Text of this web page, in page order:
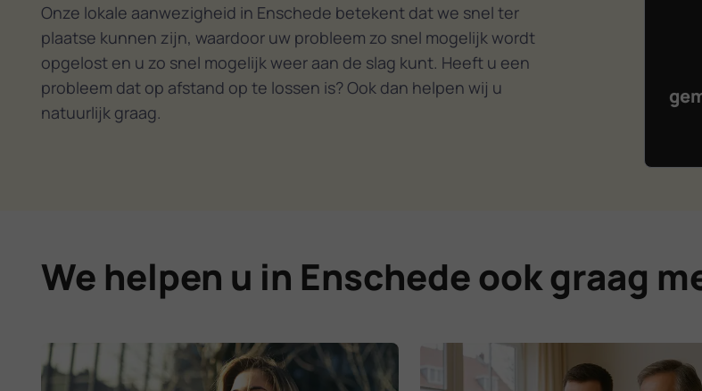
Onze lokale aanwezigheid in Enschede betekent dat we snel ter
plaatse kunnen zijn, waardoor uw probleem zo snel mogelijk wordt
opgelost en u zo snel mogelijk weer aan de slag kunt. Heeft u een
probleem dat op afstand op te lossen is? Ook dan helpen wij u
natuurlijk graag.
We helpen u in Enschede ook graag